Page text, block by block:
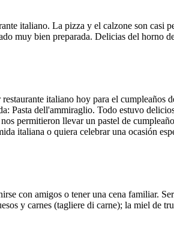
italiano. La pizza y el calzone son casi
muy bien preparada. Delicias del horno
restaurante italiano hoy para el
Pasta dell'ammiraglio. Todo estuvo
permitieron llevar un pastel de
italiana o quiera celebrar una ocasión
con amigos o tener una cena familiar.
y carnes (tagliere di carne); la miel de